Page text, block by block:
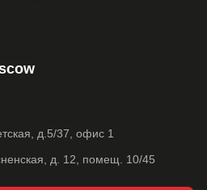
д.5/37, офис 1
д. 12, помещ. 10/45